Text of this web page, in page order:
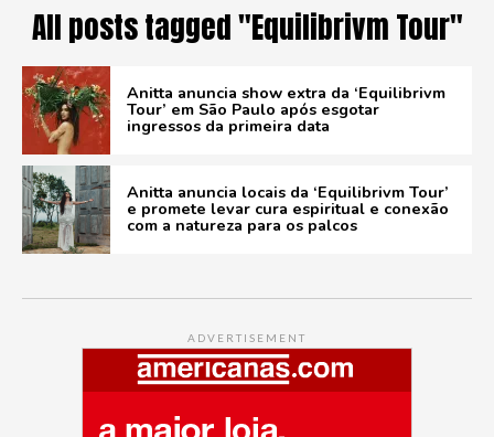
All posts tagged "Equilibrivm Tour"
Anitta anuncia show extra da ‘Equilibrivm
Tour’ em São Paulo após esgotar
ingressos da primeira data
Anitta anuncia locais da ‘Equilibrivm Tour’
e promete levar cura espiritual e conexão
com a natureza para os palcos
ADVERTISEMENT